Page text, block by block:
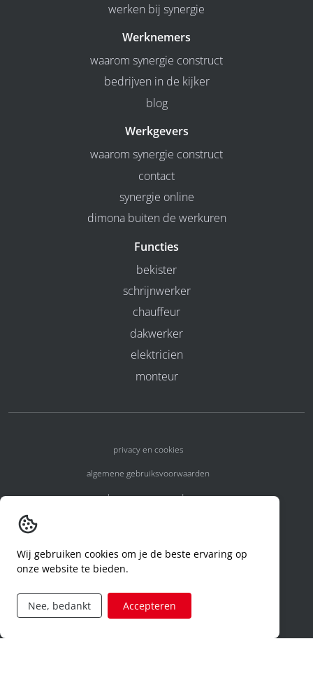
werken bij synergie
Werknemers
waarom synergie construct
bedrijven in de kijker
blog
Werkgevers
waarom synergie construct
contact
synergie online
dimona buiten de werkuren
Functies
bekister
schrijnwerker
chauffeur
dakwerker
elektricien
monteur
privacy en cookies
algemene gebruiksvoorwaarden
algemene voorwaarden
code of conduct
aanvraag rechten ivm privacy
Wij gebruiken cookies om je de beste ervaring op
onze website te bieden.
Nee, bedankt Accepteren